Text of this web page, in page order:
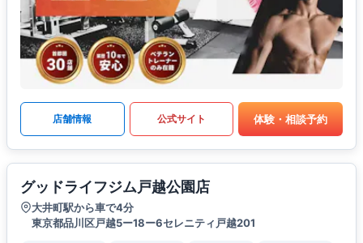
店舗情報 公式サイト 体験・相談予約
グッドライフジム戸越公園店
大井町駅から車で4分
東京都品川区戸越5ー18ー6セレニティ戸越201